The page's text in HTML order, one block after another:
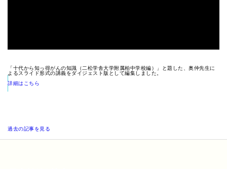
「十代から知っ得がんの知識（二松学舎大学附属柏中学校編）」と題した、奥仲先生に
よるスライド形式の講義をダイジェスト版として編集しました。
詳細はこちら
過去の記事を見る